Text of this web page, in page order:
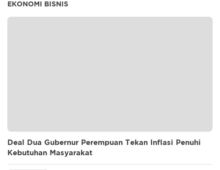
EKONOMI BISNIS
Deal Dua Gubernur Perempuan Tekan Inflasi Penuhi
Kebutuhan Masyarakat